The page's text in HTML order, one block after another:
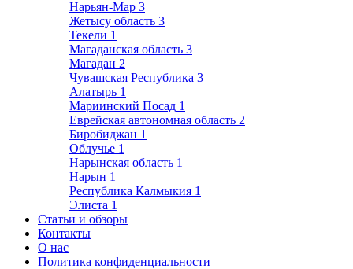
Нарьян-Мар 3
Жетысу область 3
Текели 1
Магаданская область 3
Магадан 2
Чувашская Республика 3
Алатырь 1
Мариинский Посад 1
Еврейская автономная область 2
Биробиджан 1
Облучье 1
Нарынская область 1
Нарын 1
Республика Калмыкия 1
Элиста 1
Статьи и обзоры
Контакты
О нас
Политика конфиденциальности